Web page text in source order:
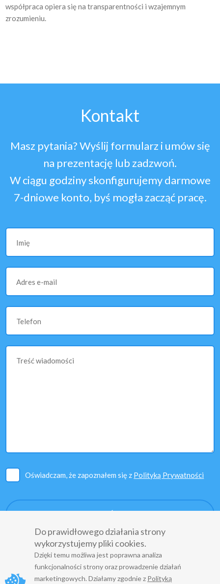
współpraca opiera się na transparentności i wzajemnym
zrozumieniu.
Kontakt
Masz pytania? Wyślij formularz i umów się
na prezentację lub zadzwoń.
W ciągu godziny skonfigurujemy darmowe
7-dniowe konto, byś mogła zacząć pracę.
Imię
Adres e-mail
Telefon
Treść wiadomości
Oświadczam, że zapoznałem się z Polityką Prywatności
Do prawidłowego działania strony
wykorzystujemy pliki cookies.
Dzięki temu możliwa jest poprawna analiza
funkcjonalności strony oraz prowadzenie działań
marketingowych. Działamy zgodnie z Polityką